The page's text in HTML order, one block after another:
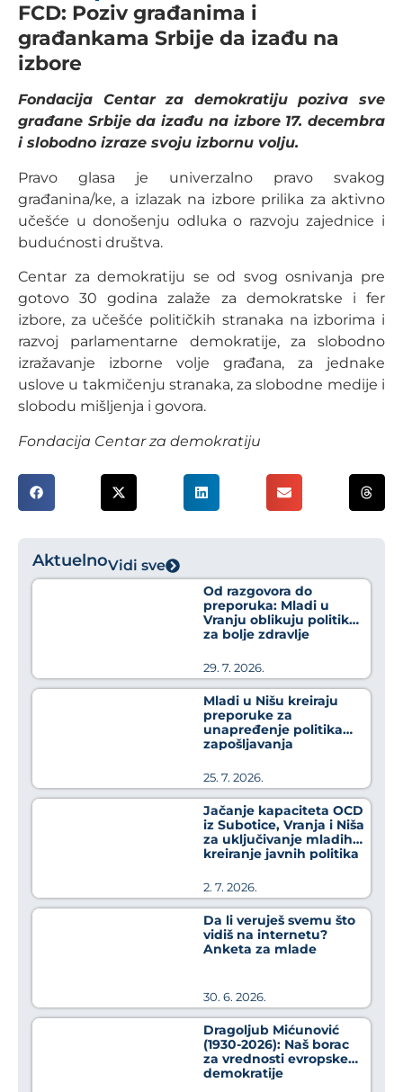
FCD: Poziv građanima i
građankama Srbije da izađu na
izbore
Fondacija Centar za demokratiju poziva sve
građane Srbije da izađu na izbore 17. decembra
i slobodno izraze svoju izbornu volju.
Pravo glasa je univerzalno pravo svakog
građanina/ke, a izlazak na izbore prilika za aktivno
učešće u donošenju odluka o razvoju zajednice i
budućnosti društva.
Centar za demokratiju se od svog osnivanja pre
gotovo 30 godina zalaže za demokratske i fer
izbore, za učešće političkih stranaka na izborima i
razvoj parlamentarne demokratije, za slobodno
izražavanje izborne volje građana, za jednake
uslove u takmičenju stranaka, za slobodne medije i
slobodu mišljenja i govora.
Fondacija Centar za demokratiju
AktuelnoVidi sve
Od razgovora do
preporuka: Mladi u
Vranju oblikuju politike
za bolje zdravlje
29. 7. 2026.
Mladi u Nišu kreiraju
preporuke za
unapređenje politika
zapošljavanja
25. 7. 2026.
Jačanje kapaciteta OCD
iz Subotice, Vranja i Niša
za uključivanje mladih u
kreiranje javnih politika
2. 7. 2026.
Da li veruješ svemu što
vidiš na internetu?
Anketa za mlade
30. 6. 2026.
Dragoljub Mićunović
(1930-2026): Naš borac
za vrednosti evropske
demokratije